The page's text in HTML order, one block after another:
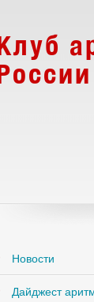
Клуб
России
Новости
Дайджест